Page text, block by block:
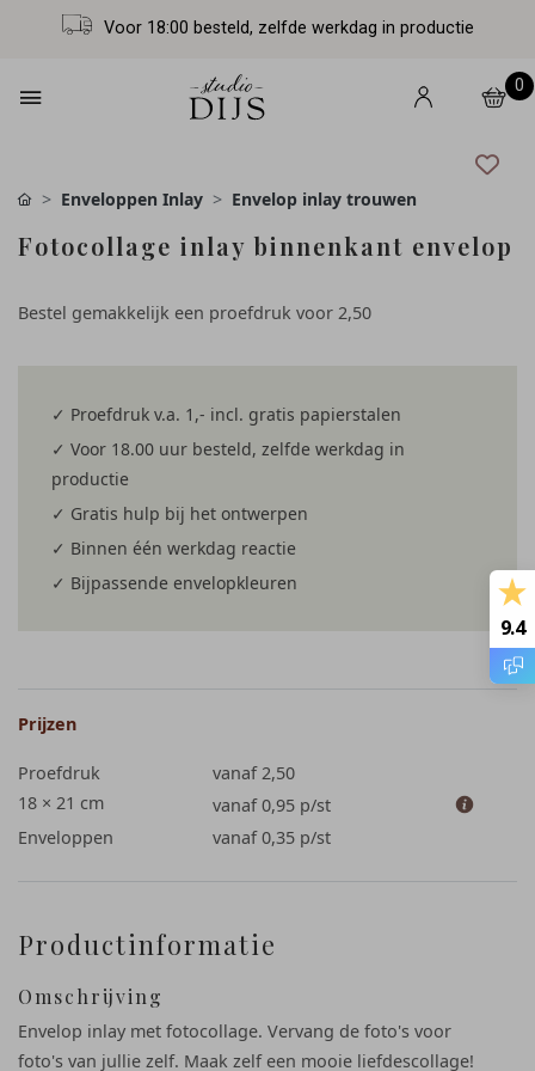
Voor 18:00 besteld, zelfde werkdag in productie
0
Enveloppen Inlay Envelop inlay trouwen
Fotocollage inlay binnenkant envelop
Bestel gemakkelijk een proefdruk voor 2,50
✓ Proefdruk v.a. 1,- incl. gratis papierstalen
✓ Voor 18.00 uur besteld, zelfde werkdag in
productie
✓ Gratis hulp bij het ontwerpen
✓ Binnen één werkdag reactie
✓ Bijpassende envelopkleuren
Prijzen
Proefdruk
vanaf 2,50
18 × 21 cm
vanaf 0,95 p/st
Enveloppen
vanaf 0,35 p/st
Productinformatie
Omschrijving
Envelop inlay met fotocollage. Vervang de foto's voor
foto's van jullie zelf. Maak zelf een mooie liefdescollage!
9.4